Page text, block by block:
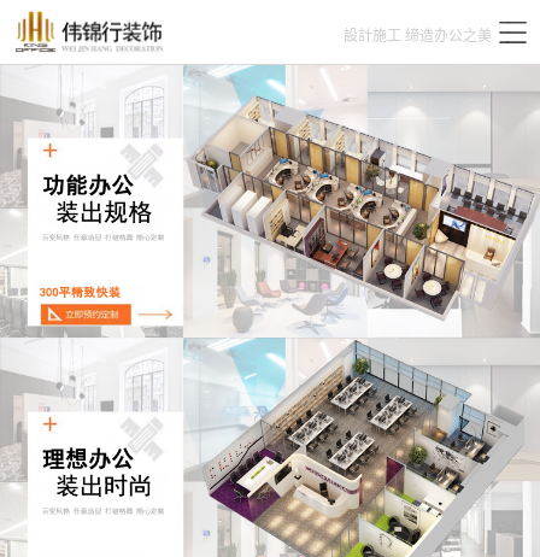
設計施工 缔造办公之美